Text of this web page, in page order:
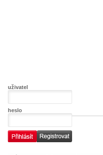
uživatel
heslo